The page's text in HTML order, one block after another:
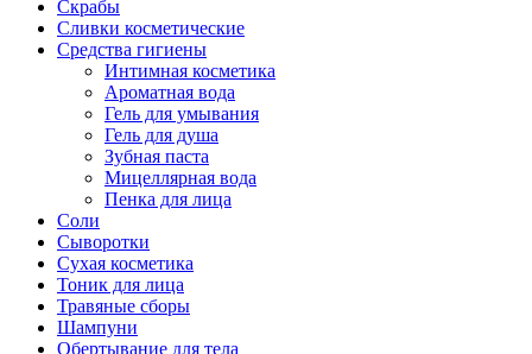
Скрабы
Сливки косметические
Средства гигиены
Интимная косметика
Ароматная вода
Гель для умывания
Гель для душа
Зубная паста
Мицеллярная вода
Пенка для лица
Соли
Сыворотки
Сухая косметика
Тоник для лица
Травяные сборы
Шампуни
Обертывание для тела